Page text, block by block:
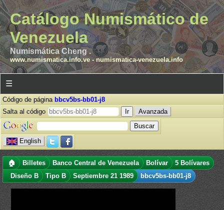
Catálogo Numismático de
Venezuela
Numismática Cheng .
www.numismatica.info.ve- numismatica-venezuela.info
☰
Código de página bbcv5bs-bb01-j8
Salta al código
Avanzada
English
🏠 Billetes Banco Central de Venezuela Bolívar
5 Bolívares
Diseño B
Tipo B Septiembre 21 1989 bbcv5bs-bb01-j8